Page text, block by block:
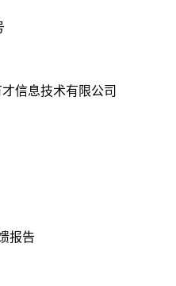
信息技术有限公司
报告